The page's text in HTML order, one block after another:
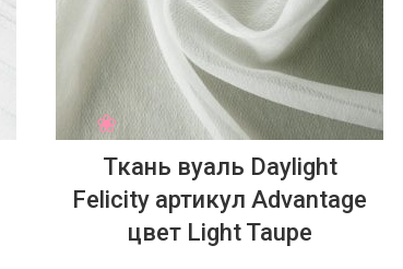
Ткань вуаль Daylight
Felicity артикул Advantage
цвет Light Taupe